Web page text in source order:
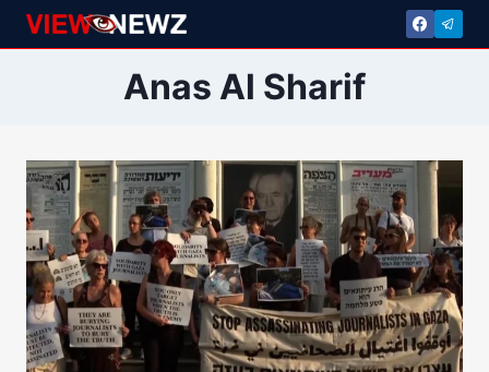
Skip
to
Anas Al Sharif